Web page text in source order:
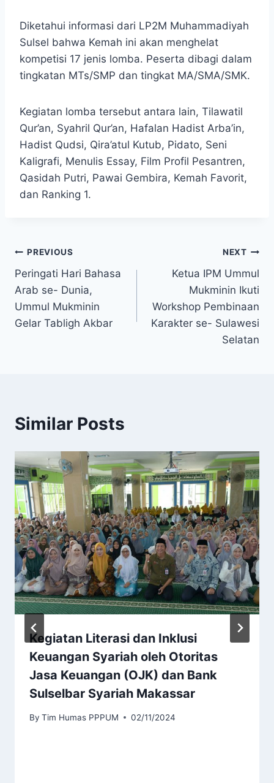
Diketahui informasi dari LP2M Muhammadiyah
Sulsel bahwa Kemah ini akan menghelat
kompetisi 17 jenis lomba. Peserta dibagi dalam
tingkatan MTs/SMP dan tingkat MA/SMA/SMK.
Kegiatan lomba tersebut antara lain, Tilawatil
Qur’an, Syahril Qur’an, Hafalan Hadist Arba’in,
Hadist Qudsi, Qira’atul Kutub, Pidato, Seni
Kaligrafi, Menulis Essay, Film Profil Pesantren,
Qasidah Putri, Pawai Gembira, Kemah Favorit,
dan Ranking 1.
PREVIOUS
Peringati Hari Bahasa
Arab se- Dunia,
Ummul Mukminin
Gelar Tabligh Akbar
NEXT
Ketua IPM Ummul
Mukminin Ikuti
Workshop Pembinaan
Karakter se- Sulawesi
Selatan
Similar Posts
Kegiatan Literasi dan Inklusi
Keuangan Syariah oleh Otoritas
Jasa Keuangan (OJK) dan Bank
Sulselbar Syariah Makassar
By Tim Humas PPPUM 02/11/2024